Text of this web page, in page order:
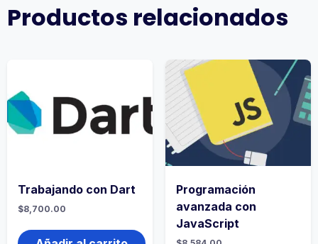
Productos relacionados
Trabajando con Dart
$8,700.00
Programación
avanzada con
JavaScript